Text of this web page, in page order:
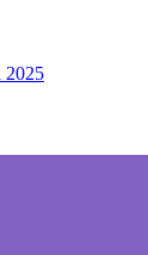
2025